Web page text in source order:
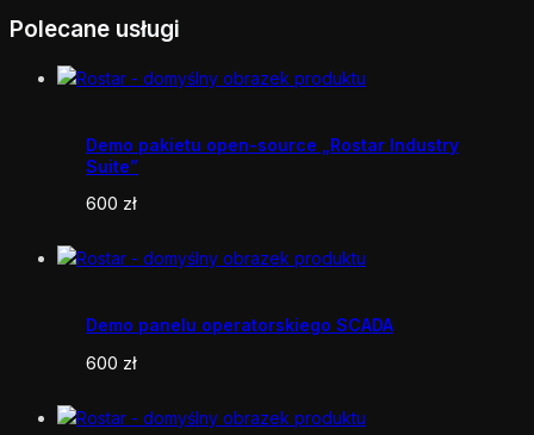
Polecane usługi
Demo pakietu open-source „Rostar Industry
Suite”
600 zł
Demo panelu operatorskiego SCADA
600 zł